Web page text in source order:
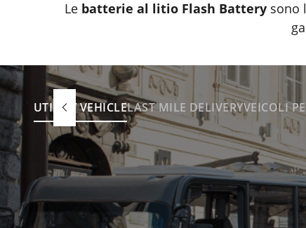
Le batterie al litio Flash Battery sono
UTILITY VEHICLELAST MILE DELIVERYVEICOLI